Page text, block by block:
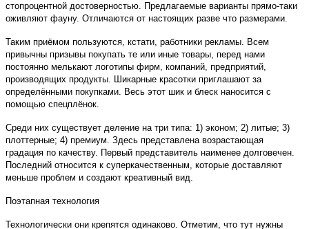
стопроцентной достоверностью. Предлагаемые варианты прямо-таки
оживляют фауну. Отличаются от настоящих разве что размерами.
Таким приёмом пользуются, кстати, работники рекламы. Всем
привычны призывы покупать те или иные товары, перед нами
постоянно мелькают логотипы фирм, компаний, предприятий,
производящих продукты. Шикарные красотки приглашают за
определёнными покупками. Весь этот шик и блеск наносится с
помощью спецплёнок.
Среди них существует деление на три типа: 1) эконом; 2) литые; 3)
плоттерные; 4) премиум. Здесь представлена возрастающая
градация по качеству. Первый представитель наименее долговечен.
Последний относится к суперкачественным, которые доставляют
меньше проблем и создают креативный вид.
Поэтапная технология
Технологически они крепятся одинаково. Отметим, что тут нужны